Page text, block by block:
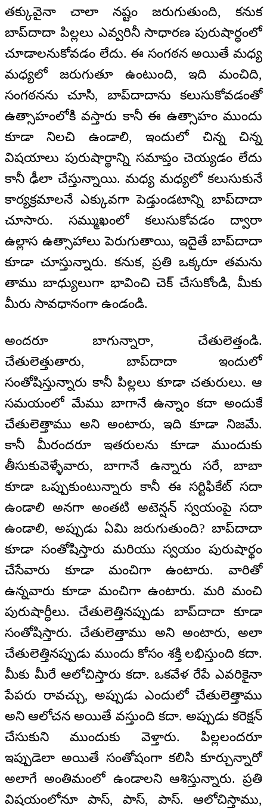
తక్కువైనా చాలా నష్టం జరుగుతుంది, కనుక
బాప్‍దాదా పిల్లలు ఎవ్వరినీ సాధారణ పురుషార్ధంలో
చూడాలనుకోవడం లేదు. ఈ సంగఠన అయితే మధ్య
మధ్యలో జరుగుతూ ఉంటుంది, ఇది మంచిది,
సంగఠనను చూసి, బాప్‍దాదాను కలుసుకోవడంతో
ఉత్సాహంలోకి వస్తారు కానీ ఈ ఉత్సాహం ముందు
కూడా నిలచి ఉండాలి, ఇందులో చిన్న చిన్న
విషయాలు పురుషార్థాన్ని సమాప్తం చెయ్యడం లేదు
కానీ ఢీలా చేస్తున్నాయి. మధ్య మధ్యలో కలుసుకునే
కార్యక్రమాలనే ఎక్కువగా పెడ్తుండటాన్ని బాప్‍దాదా
చూసారు. సమ్ముఖంలో కలుసుకోవడం ద్వారా
ఉల్లాస ఉత్సాహాలు పెరుగుతాయి, ఇదైతే బాప్‍దాదా
కూడా చూస్తున్నారు. కనుక, ప్రతి ఒక్కరూ తమను
తాము బాధ్యులుగా భావించి చెక్ చేసుకోండి, మీకు
మీరు సావధానంగా ఉండండి.
అందరూ బాగున్నారా, చేతులెత్తండి.
చేతులెత్తుతారు, బాప్‍దాదా ఇందులో
సంతోషిస్తున్నారు కానీ పిల్లలు కూడా చతురులు. ఆ
సమయంలో మేము బాగానే ఉన్నాం కదా అందుకే
చేతులెత్తాము అని అంటారు, ఇది కూడా నిజమే.
కానీ మీరందరూ ఇతరులను కూడా ముందుకు
తీసుకువెళ్ళేవారు, బాగానే ఉన్నారు సరే, బాబా
కూడా ఒప్పుకుంటున్నారు కానీ ఈ సర్టిఫికేట్ సదా
ఉండాలి అనగా అంతటి అటెన్షన్‌ స్వయంపై సదా
ఉండాలి, అప్పుడు ఏమి జరుగుతుంది? బాప్‍దాదా
కూడా సంతోషిస్తారు మరియు స్వయం పురుషార్థం
చేసేవారు కూడా మంచిగా ఉంటారు. వారితో
ఉన్నవారు కూడా మంచిగా ఉంటారు. మరి మంచి
పురుషార్ధీలు. చేతులెత్తినప్పుడు బాప్‍దాదా కూడా
సంతోషిస్తారు. చేతులెత్తాము అని అంటారు, అలా
చేతులెత్తినప్పుడు ముందు కోసం శక్తి లభిస్తుంది కదా.
మీకు మీరే ఆలోచిస్తారు కదా. ఒకవేళ రేపే ఎవరికైనా
పేపరు రావచ్చు, అప్పుడు ఎందులో చేతులెత్తాము
అని ఆలోచన అయితే వస్తుంది కదా. అప్పుడు కరెక్షన్
చేసుకుని ముందుకు వెళ్తారు. పిల్లలందరూ
ఇప్పుడెలా అయితే సంతోషంగా కలిసి కూర్చున్నారో
అలాగే అంతిమంలో ఉండాలని ఆశిస్తున్నారు. ప్రతి
విషయంలోనూ పాస్, పాస్, పాస్. ఆలోచిస్తాము,